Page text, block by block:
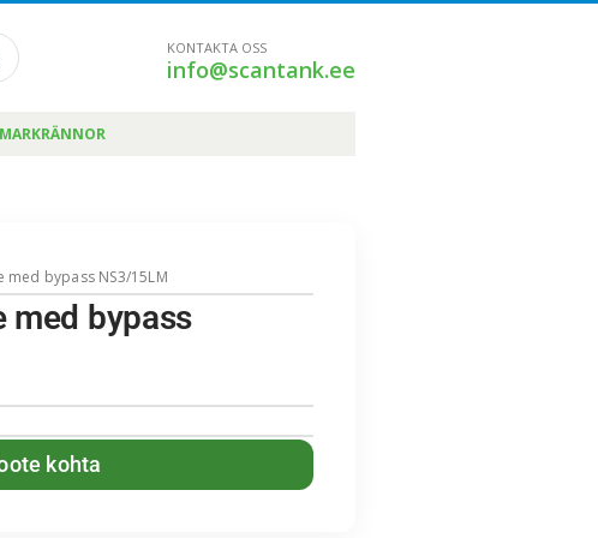
KONTAKTA OSS
info@scantank.ee
MARKRÄNNOR
bypass NS3/15LM
med bypass
kohta